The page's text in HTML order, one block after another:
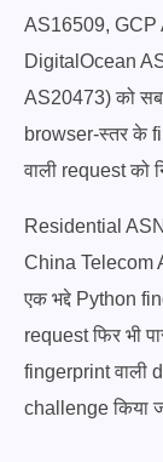
AS16509, GCP
DigitalOcean
AS20473) को
browser-स्तर के
वाली request को
Residential
China Telecom
एक भद्दे Python
request फिर भी
fingerprint वाली
challenge किया